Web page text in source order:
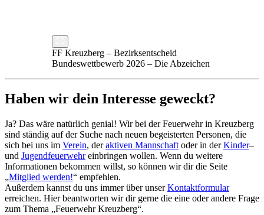
FF Kreuzberg – Bezirksentscheid
Bundeswettbewerb 2026 – Die Abzeichen
Haben wir dein Interesse geweckt?
Ja? Das wäre natürlich genial! Wir bei der Feuerwehr in Kreuzberg
sind ständig auf der Suche nach neuen begeisterten Personen, die
sich bei uns im Verein, deraktiven Mannschaft oder in derKinder–
und Jugendfeuerwehreinbringen wollen. Wenn du weitere
Informationen bekommen willst, so können wir dir die Seite
„Mitglied werden!“ empfehlen.
Außerdem kannst du uns immer über unserKontaktformular
erreichen. Hier beantworten wir dir gerne die eine oder andere Frage
zum Thema „Feuerwehr Kreuzberg“.